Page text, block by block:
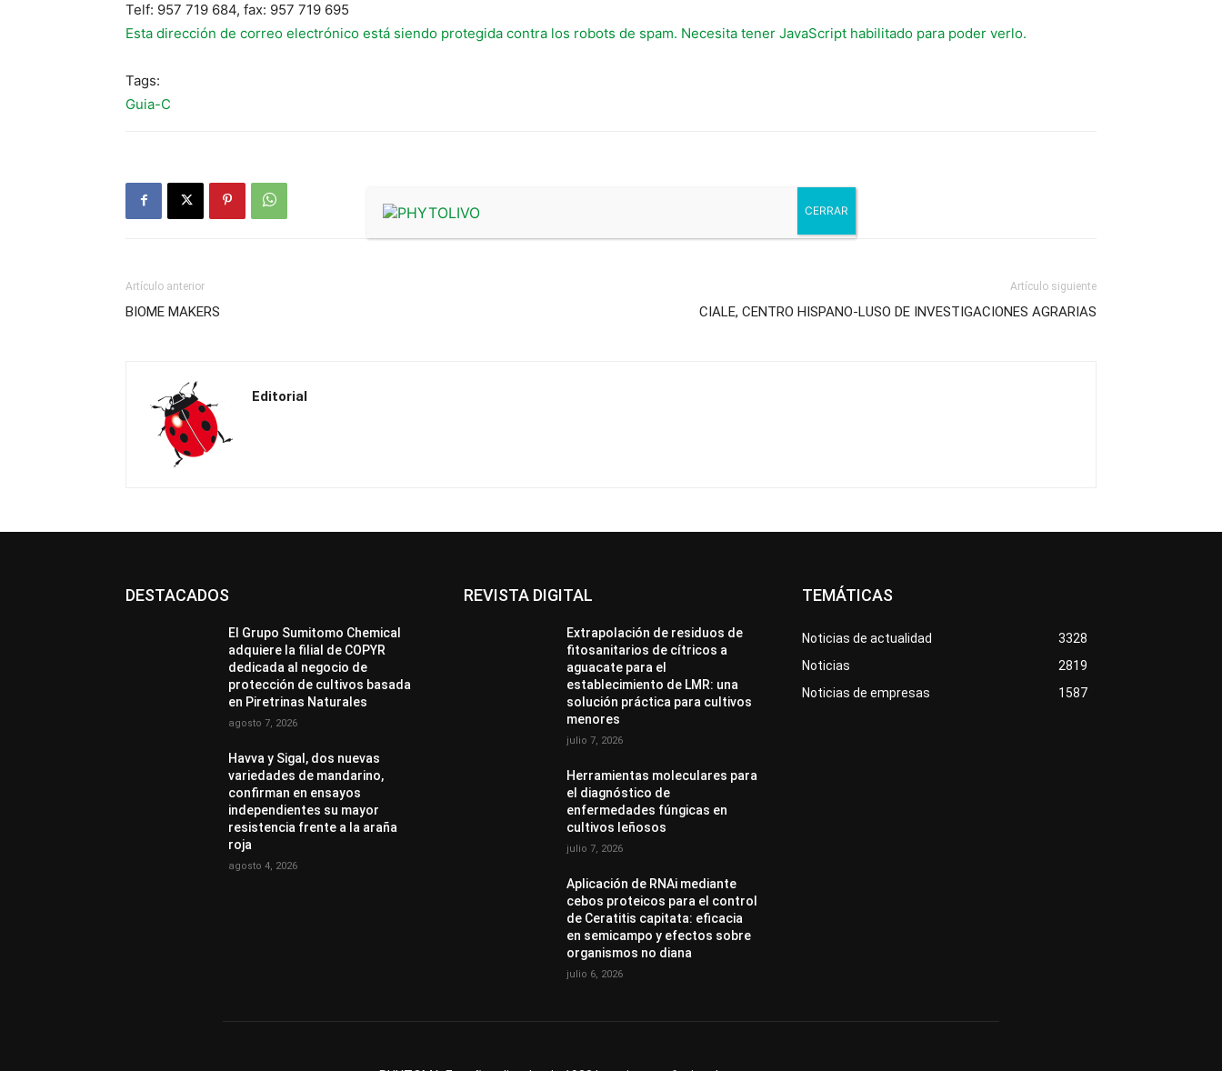
Telf: 957 719 684, fax: 957 719 695
Esta dirección de correo electrónico está siendo protegida contra los robots de spam. Necesita tener JavaScript habilitado para poder verlo.
Tags:
Guia-C
Artículo anterior
BIOME MAKERS
Artículo siguiente
CIALE, CENTRO HISPANO-LUSO DE INVESTIGACIONES AGRARIAS
Editorial
DESTACADOS
El Grupo Sumitomo Chemical
adquiere la filial de COPYR
dedicada al negocio de
protección de cultivos basada
en Piretrinas Naturales
agosto 7, 2026
Havva y Sigal, dos nuevas
variedades de mandarino,
confirman en ensayos
independientes su mayor
resistencia frente a la araña
roja
agosto 4, 2026
REVISTA DIGITAL
Extrapolación de residuos de
fitosanitarios de cítricos a
aguacate para el
establecimiento de LMR: una
solución práctica para cultivos
menores
julio 7, 2026
Herramientas moleculares para
el diagnóstico de
enfermedades fúngicas en
cultivos leñosos
julio 7, 2026
Aplicación de RNAi mediante
cebos proteicos para el control
de Ceratitis capitata: eficacia
en semicampo y efectos sobre
organismos no diana
julio 6, 2026
TEMÁTICAS
Noticias de actualidad
3328
Noticias
2819
Noticias de empresas
1587